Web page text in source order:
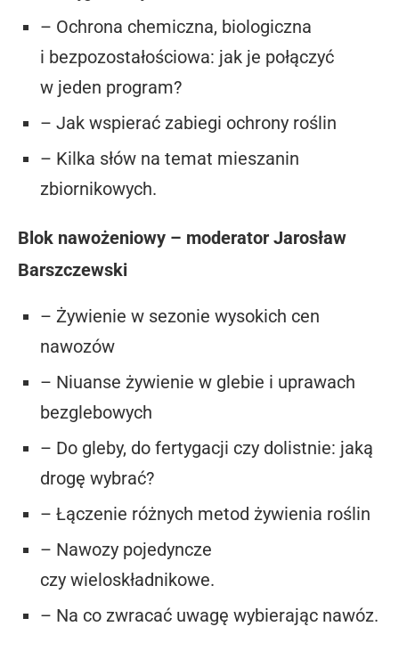
– Ochrona chemiczna, biologiczna
i bezpozostałościowa: jak je połączyć
w jeden program?
– Jak wspierać zabiegi ochrony roślin
– Kilka słów na temat mieszanin
zbiornikowych.
Blok nawożeniowy – moderator Jarosław
Barszczewski
– Żywienie w sezonie wysokich cen
nawozów
– Niuanse żywienie w glebie i uprawach
bezglebowych
– Do gleby, do fertygacji czy dolistnie: jaką
drogę wybrać?
– Łączenie różnych metod żywienia roślin
– Nawozy pojedyncze
czy wieloskładnikowe.
– Na co zwracać uwagę wybierając nawóz.